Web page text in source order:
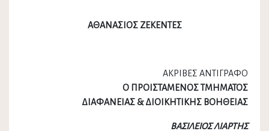
ΑΘΑΝΑΣΙΟΣ ΖΕΚΕΝΤΕΣ
ΑΚΡΙΒΕΣ ΑΝΤΙΓΡΑΦΟ
Ο ΠΡΟΙΣΤΑΜΕΝΟΣ ΤΜΗΜΑΤΟΣ
ΔΙΑΦΑΝΕΙΑΣ & ΔΙΟΙΚΗΤΙΚΗΣ ΒΟΗΘΕΙΑΣ
ΒΑΣΙΛΕΙΟΣ ΛΙΑΡΤΗΣ